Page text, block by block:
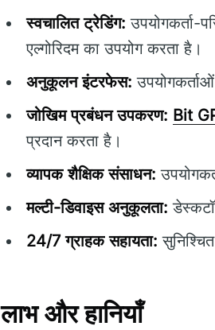
स्वचालित ट्रेडिंग: उपयोगकर्ता-
एल्गोरिदम का उपयोग करता है।
अनुकूलन इंटरफेस:
जोखिम प्रबंधन उपकरण: Bit
प्रदान करता है।
व्यापक शैक्षिक संसाधन:
मल्टी-डिवाइस अनुकूलता:
24/7 ग्राहक सहायता:
लाभ और हानियाँ